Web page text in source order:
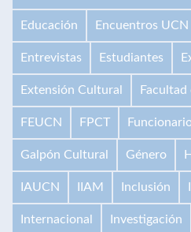
Educación Encuentros UCN
Entrevistas Estudiantes
Extensión Cultural Facultad
FEUCN FPCT
Galpón Cultural Género
IAUCN IIAM Inclusión
Internacional Investigación